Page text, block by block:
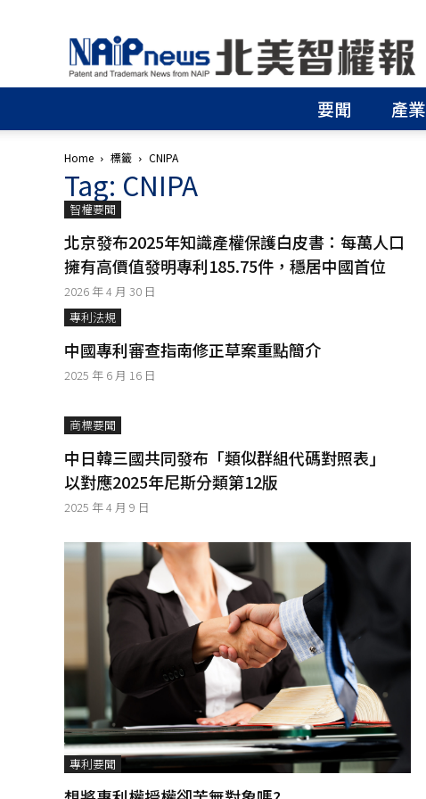
北
美
智
權
│
商
標
申
權
財
權
顧
專
利
佈
局
│
美
國
專
要聞 產業
Home 標籤 CNIPA
Tag: CNIPA
智權要聞
北京發布2025年知識產權保護白皮書：每萬人口
擁有高價值發明專利185.75件，穩居中國首位
2026 年 4 月 30 日
專利法規
中國專利審查指南修正草案重點簡介
2025 年 6 月 16 日
商標要聞
中日韓三國共同發布「類似群組代碼對照表」
以對應2025年尼斯分類第12版
2025 年 4 月 9 日
專利要聞